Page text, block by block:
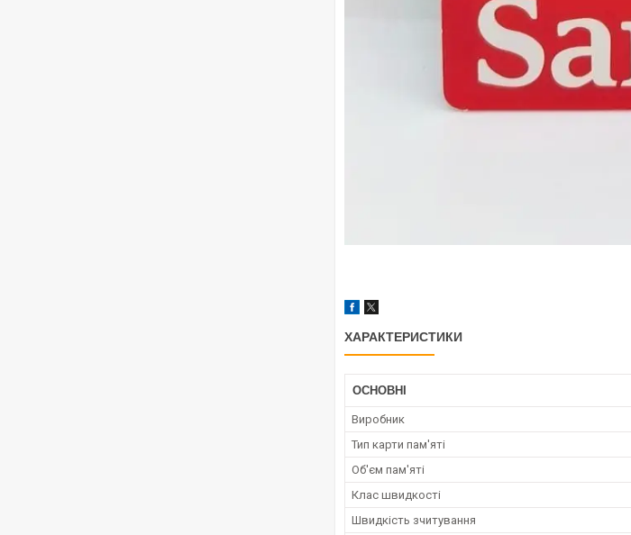
ХАРАКТЕРИСТИКИ
ОСНОВНІ
Виробник
Тип карти пам'яті
Об'єм пам'яті
Клас швидкості
Швидкість зчитування